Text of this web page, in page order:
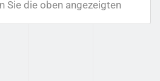
Sie die oben angezeigten